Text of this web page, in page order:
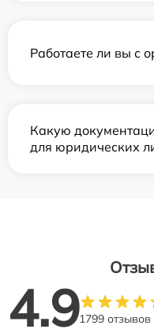
Работаете ли вы с
Какую
для юридических
4.91799 отзывов